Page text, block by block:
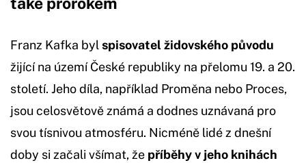
Franz Kafka byl spisovatel židovského původu
žijící na území České republiky na přelomu 19. a 20.
století. Jeho díla, například Proměna nebo Proces,
jsou celosvětově známá a dodnes uznávaná pro
svou tísnivou atmosféru. Nicméně lidé z dnešní
doby si začali všímat, že příběhy v jeho knihách